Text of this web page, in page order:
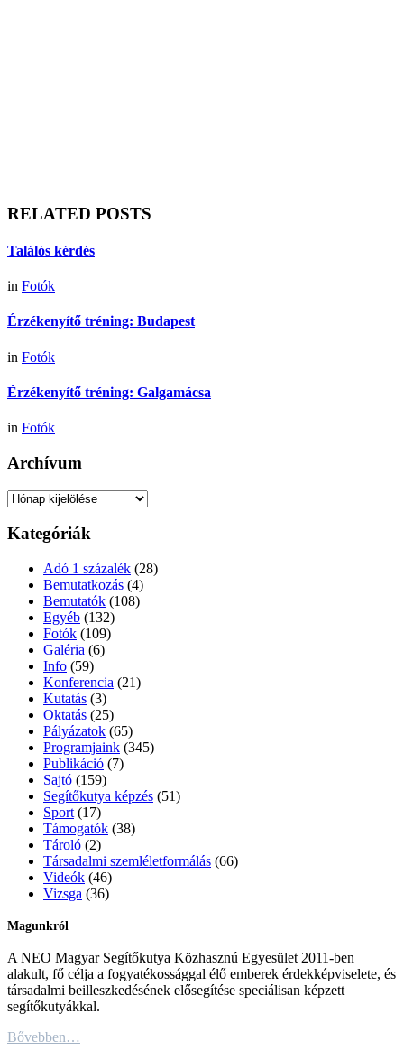
RELATED POSTS
Találós kérdés
in Fotók
Érzékenyítő tréning: Budapest
in Fotók
Érzékenyítő tréning: Galgamácsa
in Fotók
Archívum
Archívum
Kategóriák
Adó 1 százalék (28)
Bemutatkozás (4)
Bemutatók (108)
Egyéb (132)
Fotók (109)
Galéria (6)
Info (59)
Konferencia (21)
Kutatás (3)
Oktatás (25)
Pályázatok (65)
Programjaink (345)
Publikáció (7)
Sajtó (159)
Segítőkutya képzés (51)
Sport (17)
Támogatók (38)
Tároló (2)
Társadalmi szemléletformálás (66)
Videók (46)
Vizsga (36)
Magunkról
A NEO Magyar Segítőkutya Közhasznú Egyesület 2011-ben
alakult, fő célja a fogyatékossággal élő emberek érdekképviselete, és
társadalmi beilleszkedésének elősegítése speciálisan képzett
segítőkutyákkal.
Bővebben…